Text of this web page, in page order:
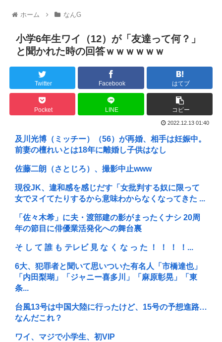
ホーム なんG
小学6年生ワイ（12）が「友達って何？」
と聞かれた時の回答ｗｗｗｗｗｗ
Twitter Facebook はてブ
Pocket LINE コピー
2022.12.13 01:40
及川光博（ミッチー）（56）が再婚、相手は妊娠中。
前妻の檀れいとは18年に離婚し子供はなし
佐藤二朗（さとじろ）、撮影中止www
現役JK、違和感を感じだす「女批判する奴に限って
女でヌイてたりするから意味わからなくなってきた ...
「佐々木希」に夫・渡部建の影がまったくナシ 20周
年の節目に俳優業活発化への舞台裏
そ し て 誰 も テレビ 見 な く な っ た ！ ！ ！ ！...
6大、犯罪者と聞いて思いついた有名人「市橋達也」
「内田梨瑚」「ジャニー喜多川」「麻原彰晃」「東
条...
台風13号は中国大陸に行ったけど、15号の予想進路…
なんだこれ？
ワイ、マジで小学生、初VIP